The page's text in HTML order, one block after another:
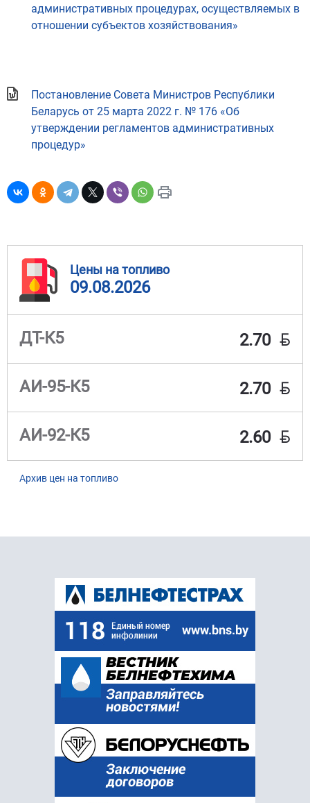
административных процедурах, осуществляемых в
отношении субъектов хозяйствования»
Постановление Совета Министров Республики
Беларусь от 25 марта 2022 г. № 176 «Об
утверждении регламентов административных
процедур»
Цены на топливо
09.08.2026
ДТ-К5 2.70 BYN
АИ-95-К5 2.70 BYN
АИ-92-К5 2.60 BYN
Архив цен на топливо